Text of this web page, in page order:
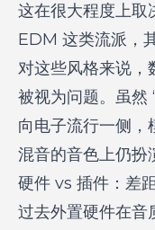
这在很大程度上取
EDM 这类流派，
对这些风格来说，
被视为问题。虽
向电子流行一侧
混音的音色上仍扮
硬件 vs 插件：差
过去外置硬件在音